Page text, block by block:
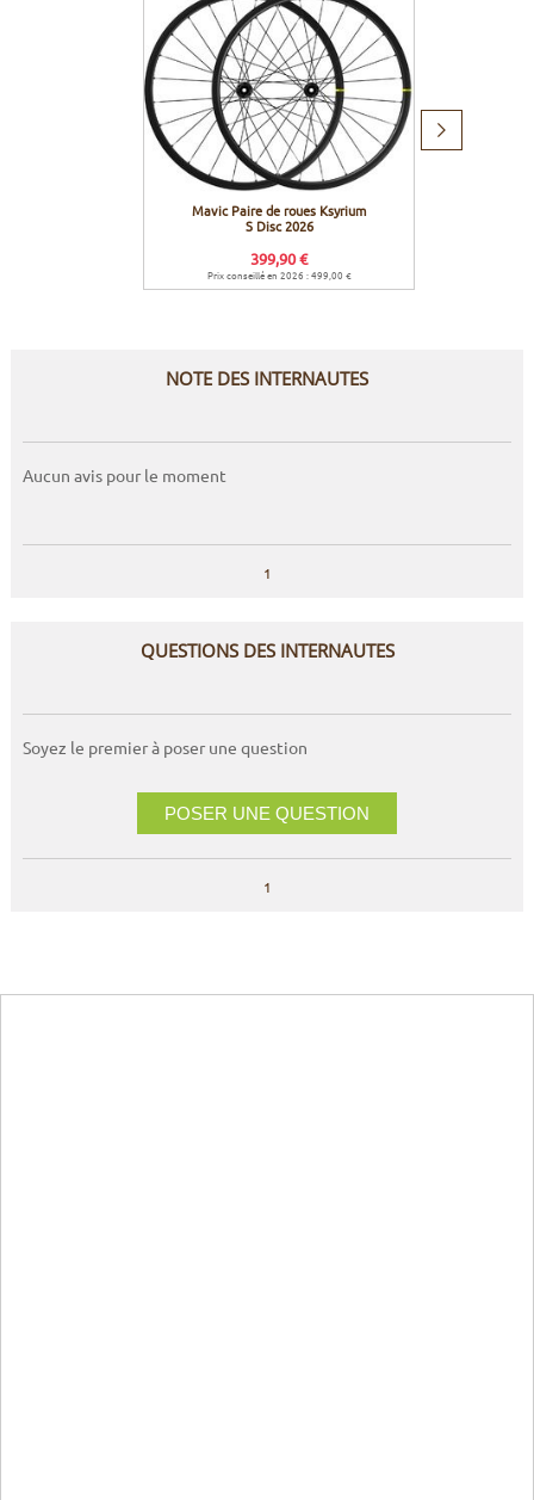
Mavic Paire de roues Ksyrium
S Disc 2026
399,90 €
Prix conseillé en 2026 : 499,00 €
Produit
NOTE DES INTERNAUTES
Aucun avis pour le moment
1
QUESTIONS DES INTERNAUTES
Soyez le premier à poser une question
POSER UNE QUESTION
1